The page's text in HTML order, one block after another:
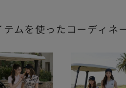
テムを使ったコーディネ